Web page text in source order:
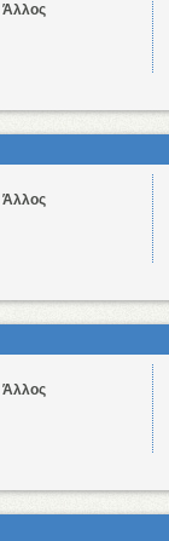
Άλλος
Άλλος
Άλλος